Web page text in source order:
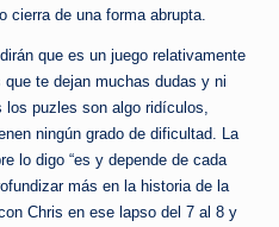
de una forma abrupta.
que es un juego relativamente
te dejan muchas dudas y ni
puzles son algo ridículos,
ningún grado de dificultad. La
lo digo “es y depende de cada
más en la historia de la
Chris en ese lapso del 7 al 8 y